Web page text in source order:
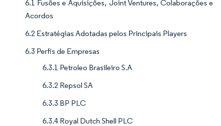
6.1 Fusões e Aquisições, Joint Ventures, Colaborações e
Acordos
6.2 Estratégias Adotadas pelos Principais Players
6.3 Perfis de Empresas
6.3.1 Petroleo Brasileiro S.A
6.3.2 Repsol SA
6.3.3 BP PLC
6.3.4 Royal Dutch Shell PLC